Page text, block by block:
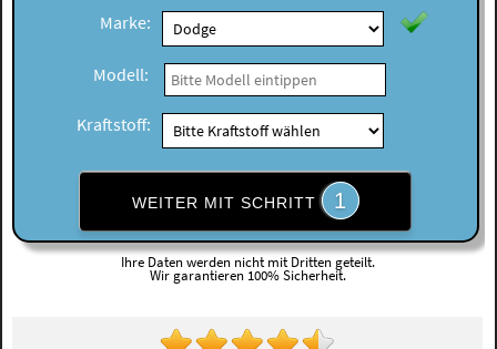
Marke:
Modell:
Kraftstoff:
WEITER MIT SCHRITT 1
Ihre Daten werden nicht mit Dritten geteilt.
Wir garantieren 100% Sicherheit.